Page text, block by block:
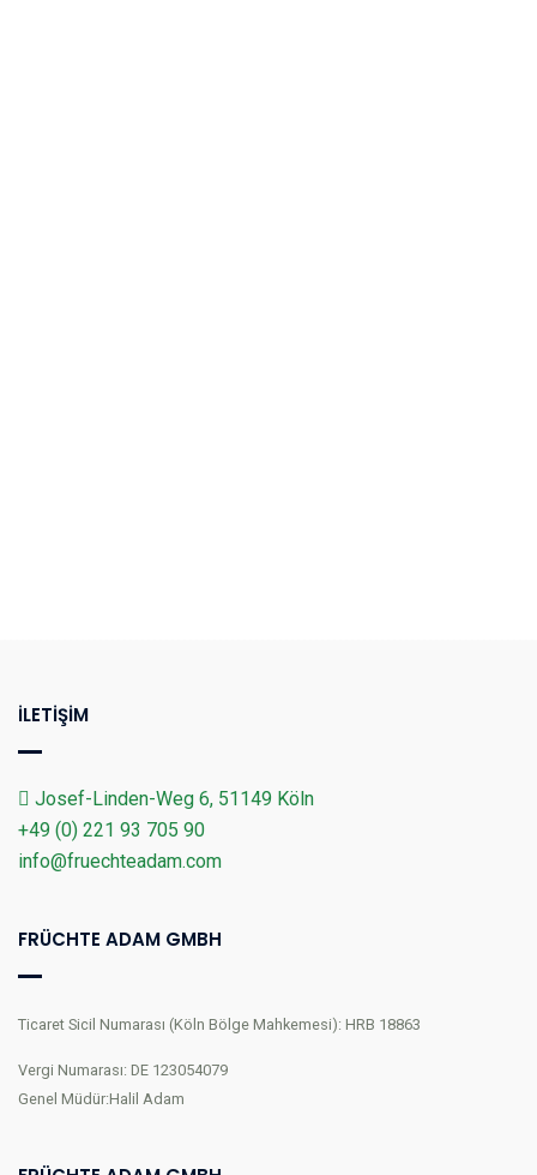
İLETIŞIM
Josef-Linden-Weg 6, 51149 Köln
+49 (0) 221 93 705 90
info@fruechteadam.com
FRÜCHTE ADAM GMBH
Ticaret Sicil Numarası (Köln Bölge Mahkemesi): HRB 18863
Vergi Numarası: DE 123054079
Genel Müdür:Halil Adam